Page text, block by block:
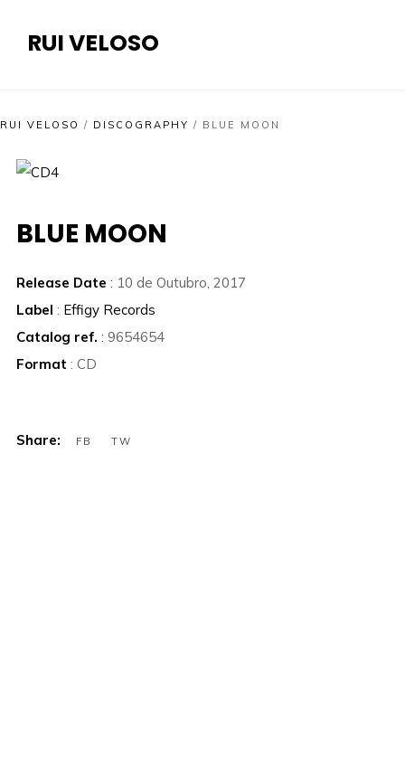
RUI VELOSO
RUI VELOSO / DISCOGRAPHY / BLUE MOON
BLUE MOON
Release Date : 10 de Outubro, 2017
Label : Effigy Records
Catalog ref. : 9654654
Format : CD